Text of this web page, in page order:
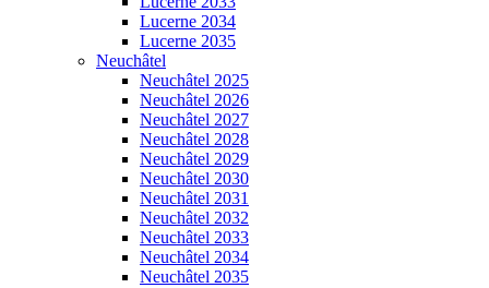
Lucerne 2034
Lucerne 2035
Neuchâtel
Neuchâtel 2025
Neuchâtel 2026
Neuchâtel 2027
Neuchâtel 2028
Neuchâtel 2029
Neuchâtel 2030
Neuchâtel 2031
Neuchâtel 2032
Neuchâtel 2033
Neuchâtel 2034
Neuchâtel 2035